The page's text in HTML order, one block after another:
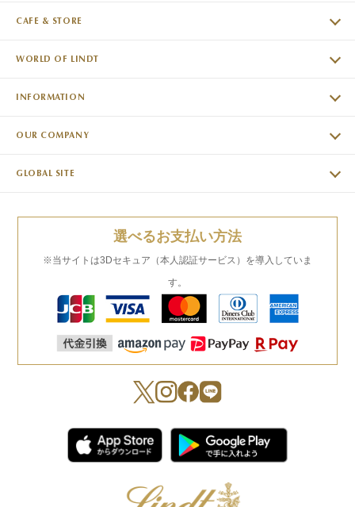
CAFE & STORE
WORLD OF LINDT
INFORMATION
OUR COMPANY
GLOBAL SITE
選べるお支払い方法
※当サイトは3Dセキュア（本人認証サービス）を導入していま
す。